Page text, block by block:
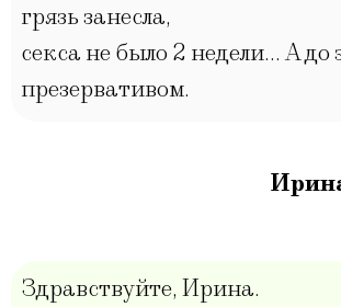
грязь занесла,
секса не было 2 недели… А до
презервативом.
Здравствуйте, Ирина.